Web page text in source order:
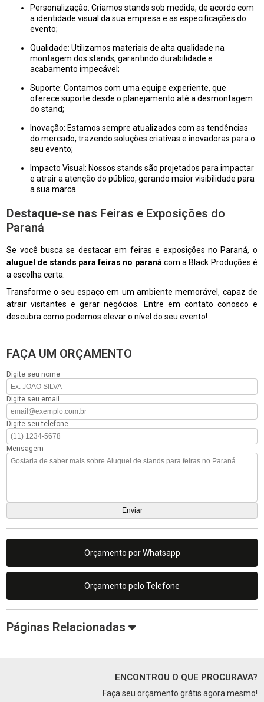
Personalização: Criamos stands sob medida, de acordo com
a identidade visual da sua empresa e as especificações do
evento;
Qualidade: Utilizamos materiais de alta qualidade na
montagem dos stands, garantindo durabilidade e
acabamento impecável;
Suporte: Contamos com uma equipe experiente, que
oferece suporte desde o planejamento até a desmontagem
do stand;
Inovação: Estamos sempre atualizados com as tendências
do mercado, trazendo soluções criativas e inovadoras para o
seu evento;
Impacto Visual: Nossos stands são projetados para impactar
e atrair a atenção do público, gerando maior visibilidade para
a sua marca.
Destaque-se nas Feiras e Exposições do
Paraná
Se você busca se destacar em feiras e exposições no Paraná, o
aluguel de stands para feiras no paranácom a Black Produções é
a escolha certa.
Transforme o seu espaço em um ambiente memorável, capaz de
atrair visitantes e gerar negócios. Entre em contato conosco e
descubra como podemos elevar o nível do seu evento!
FAÇA UM ORÇAMENTO
Digite seu nome
Digite seu email
Digite seu telefone
Mensagem
Orçamento por Whatsapp
Orçamento pelo Telefone
Páginas Relacionadas
ENCONTROU O QUE PROCURAVA?
Faça seu orçamento grátis agora mesmo!